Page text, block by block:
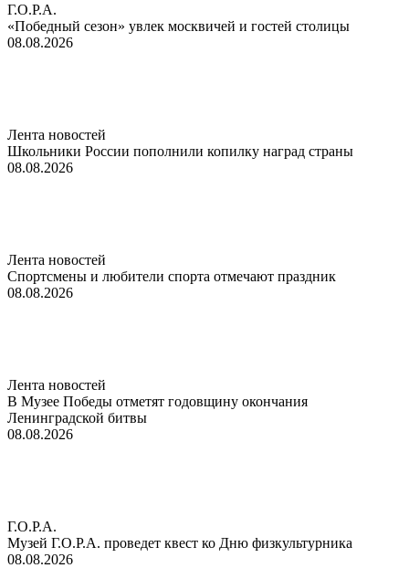
Г.О.Р.А.
«Победный сезон» увлек москвичей и гостей столицы
08.08.2026
Лента новостей
Школьники России пополнили копилку наград страны
08.08.2026
Лента новостей
Спортсмены и любители спорта отмечают праздник
08.08.2026
Лента новостей
В Музее Победы отметят годовщину окончания
Ленинградской битвы
08.08.2026
Г.О.Р.А.
Музей Г.О.Р.А. проведет квест ко Дню физкультурника
08.08.2026